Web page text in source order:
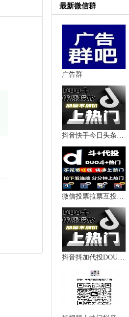
最新微信群
广告群
抖音快手今日头条西瓜视频加粉涨粉点赞播放量上热门提升热度
微信投票拉票互投互粉抖音快手
抖音抖加代投DOU+热门dou上热门抖y音快速上热门图文图集推送投放